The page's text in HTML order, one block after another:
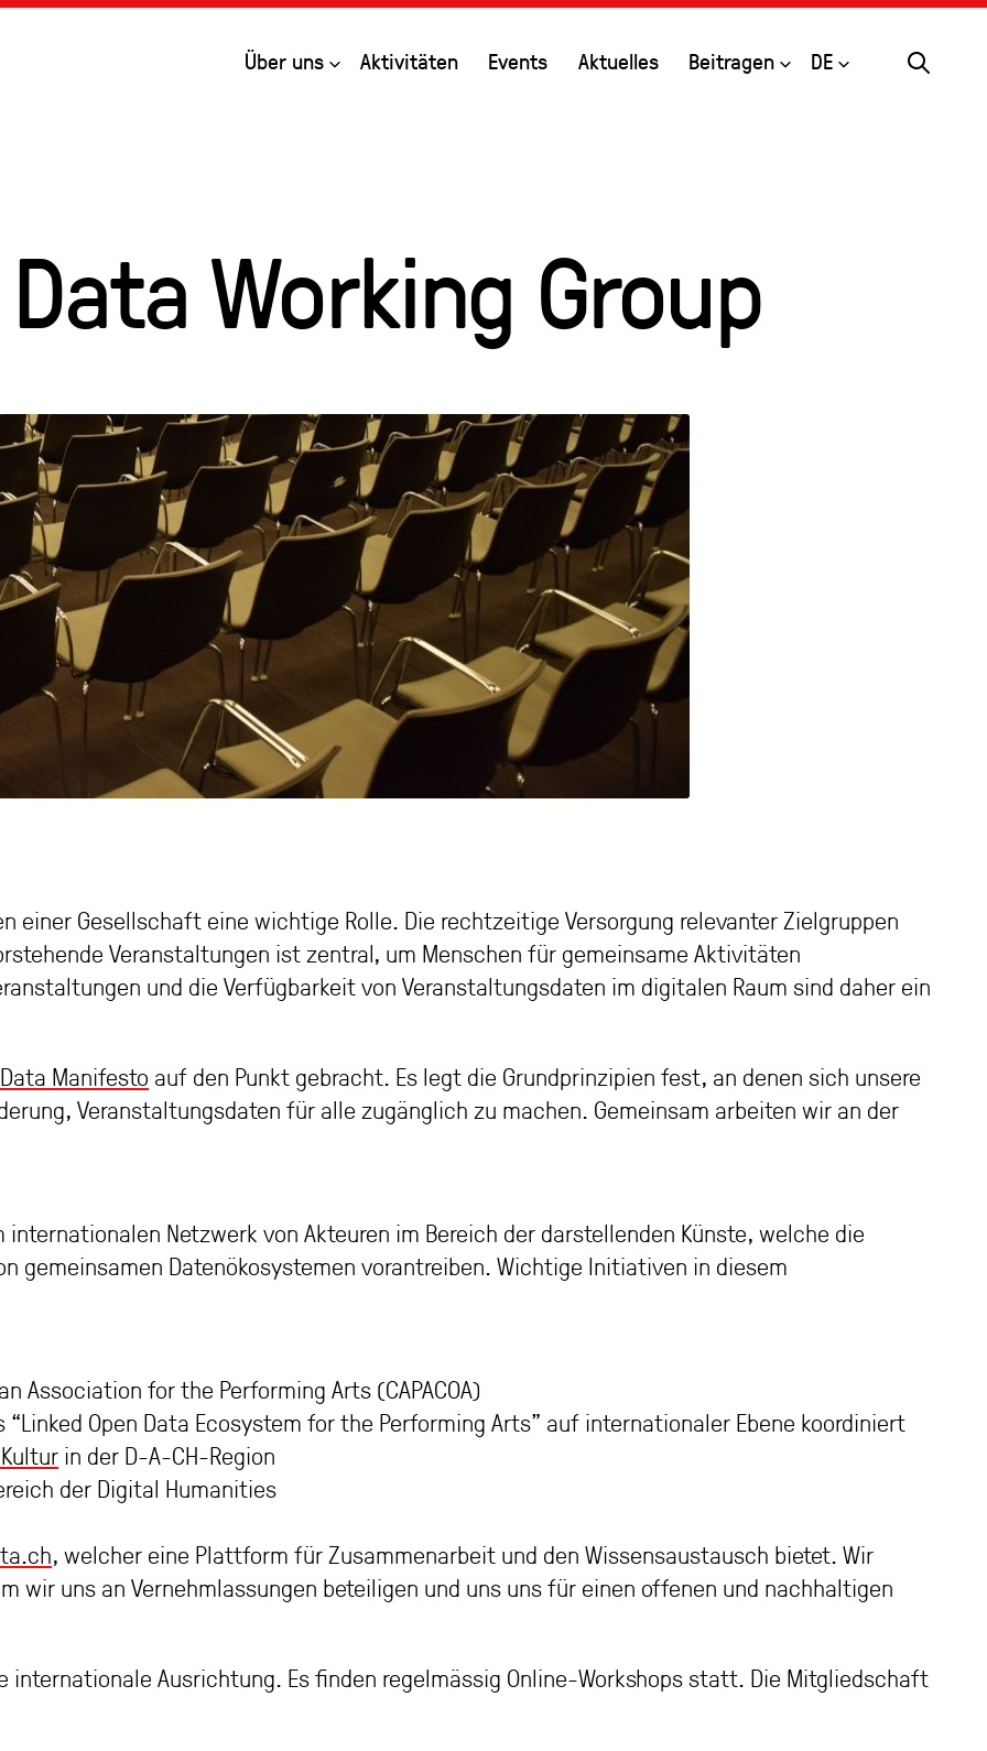
Über uns OpenAktivitäten Events Aktuelles Beitragen Open
DE Open Search
Working Group
einer Gesellschaft eine wichtige Rolle. Die rechtzeitige Versorgung relevanter Zielgruppen
Veranstaltungen ist zentral, um Menschen für gemeinsame Aktivitäten
und die Verfügbarkeit von Veranstaltungsdaten im digitalen Raum sind daher ein
Manifesto auf den Punkt gebracht. Es legt die Grundprinzipien fest, an denen sich unsere
Veranstaltungsdaten für alle zugänglich zu machen. Gemeinsam arbeiten wir an der
Netzwerk von Akteuren im Bereich der darstellenden Künste, welche die
gemeinsamen Datenökosystemen vorantreiben. Wichtige Initiativen in diesem
Association for the Performing Arts (CAPACOA)
“Linked Open Data Ecosystem for the Performing Arts” auf internationaler Ebene koordiniert
in der D-A-CH-Region
der Digital Humanities
, welcher eine Plattform für Zusammenarbeit und den Wissensaustausch bietet. Wir
wir uns an Vernehmlassungen beteiligen und uns uns für einen offenen und nachhaltigen
internationale Ausrichtung. Es finden regelmässig Online-Workshops statt. Die Mitgliedschaft